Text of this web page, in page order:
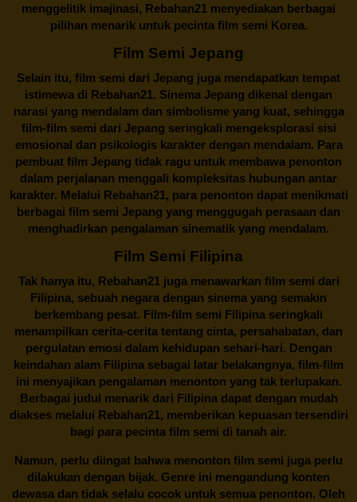
menggelitik imajinasi, Rebahan21 menyediakan berbagai
pilihan menarik untuk pecinta film semi Korea.
Film Semi Jepang
Selain itu, film semi dari Jepang juga mendapatkan tempat
istimewa di Rebahan21. Sinema Jepang dikenal dengan
narasi yang mendalam dan simbolisme yang kuat, sehingga
film-film semi dari Jepang seringkali mengeksplorasi sisi
emosional dan psikologis karakter dengan mendalam. Para
pembuat film Jepang tidak ragu untuk membawa penonton
dalam perjalanan menggali kompleksitas hubungan antar
karakter. Melalui Rebahan21, para penonton dapat menikmati
berbagai film semi Jepang yang menggugah perasaan dan
menghadirkan pengalaman sinematik yang mendalam.
Film Semi Filipina
Tak hanya itu, Rebahan21juga menawarkan film semi dari
Filipina, sebuah negara dengan sinema yang semakin
berkembang pesat. Film-film semi Filipina seringkali
menampilkan cerita-cerita tentang cinta, persahabatan, dan
pergulatan emosi dalam kehidupan sehari-hari. Dengan
keindahan alam Filipina sebagai latar belakangnya, film-film
ini menyajikan pengalaman menonton yang tak terlupakan.
Berbagai judul menarik dari Filipina dapat dengan mudah
diakses melalui Rebahan21, memberikan kepuasan tersendiri
bagi para pecinta film semi di tanah air.
Namun, perlu diingat bahwa menonton film semi juga perlu
dilakukan dengan bijak. Genre ini mengandung konten
dewasa dan tidak selalu cocok untuk semua penonton. Oleh